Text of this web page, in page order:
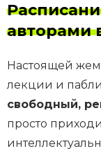
авторами
Настоящей
лекции и
свободный,
просто